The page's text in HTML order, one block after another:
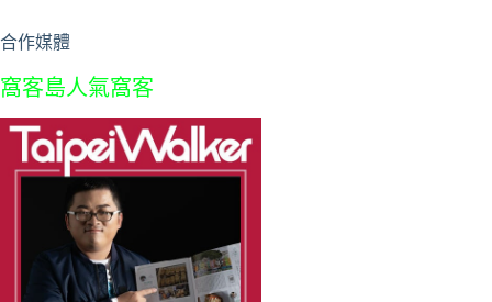
合作媒體
窩客島人氣窩客